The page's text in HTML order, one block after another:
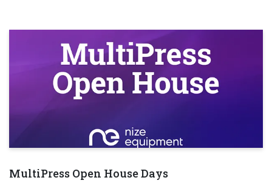
MultiPress Open House Days